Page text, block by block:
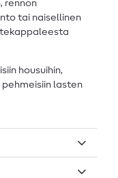
rennon
tai naisellinen
housuihin,
pehmeisiin lasten